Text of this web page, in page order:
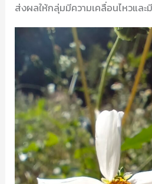
ส่งผลให้กลุ่มมีความเคลื่อนไหวและ